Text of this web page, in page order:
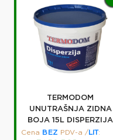
TERMODOM
UNUTRAŠNJA ZIDNA
BOJA 15L DISPERZIJA
Cena
BEZ PDV-a / LIT: